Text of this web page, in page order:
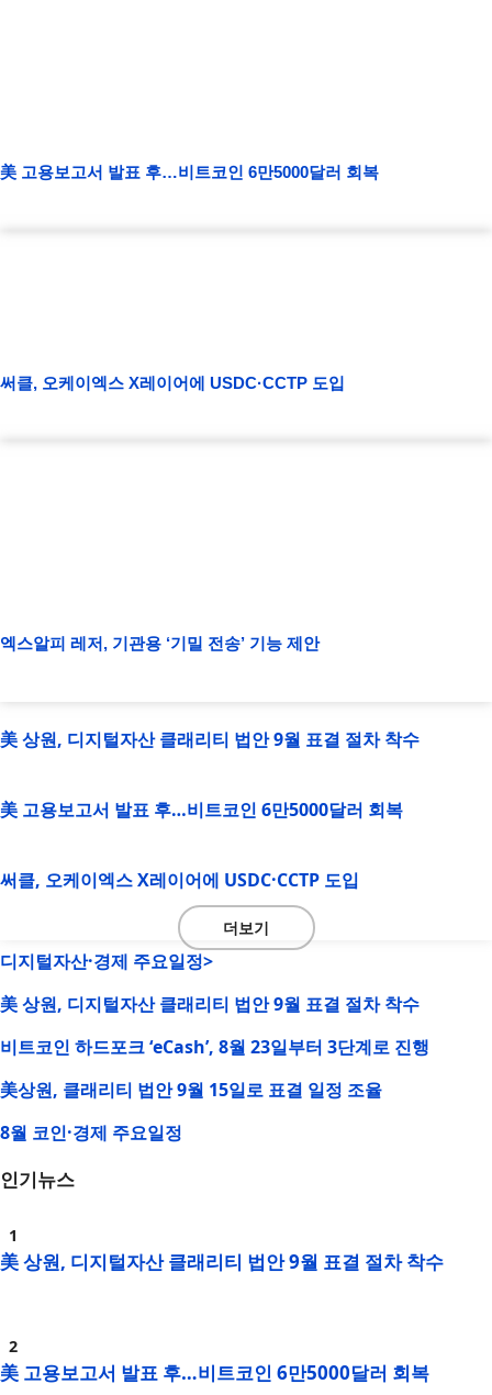
美 고용보고서 발표 후…비트코인 6만5000달러 회복
써클, 오케이엑스 X레이어에 USDC·CCTP 도입
엑스알피 레저, 기관용 ‘기밀 전송’ 기능 제안
美 상원, 디지털자산 클래리티 법안 9월 표결 절차 착수
美 고용보고서 발표 후…비트코인 6만5000달러 회복
써클, 오케이엑스 X레이어에 USDC·CCTP 도입
더보기
디지털자산·경제 주요일정>
美 상원, 디지털자산 클래리티 법안 9월 표결 절차 착수
비트코인 하드포크 ‘eCash’, 8월 23일부터 3단계로 진행
美상원, 클래리티 법안 9월 15일로 표결 일정 조율
8월 코인·경제 주요일정
인기뉴스
美 상원, 디지털자산 클래리티 법안 9월 표결 절차 착수
美 고용보고서 발표 후…비트코인 6만5000달러 회복